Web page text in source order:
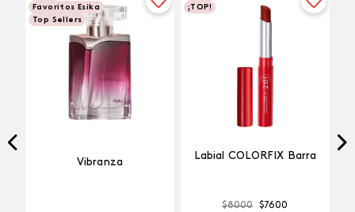
Favoritos Esika
Top Sellers
Vibranza
¡TOP!
Labial COLORFIX Barra
$8000 $7600